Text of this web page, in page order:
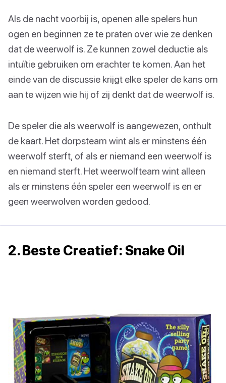
Als de nacht voorbij is, openen alle spelers hun
ogen en beginnen ze te praten over wie ze denken
dat de weerwolf is. Ze kunnen zowel deductie als
intuïtie gebruiken om erachter te komen. Aan het
einde van de discussie krijgt elke speler de kans om
aan te wijzen wie hij of zij denkt dat de weerwolf is.
De speler die als weerwolf is aangewezen, onthult
de kaart. Het dorpsteam wint als er minstens één
weerwolf sterft, of als er niemand een weerwolf is
en niemand sterft. Het weerwolfteam wint alleen
als er minstens één speler een weerwolf is en er
geen weerwolven worden gedood.
2. Beste Creatief: Snake Oil